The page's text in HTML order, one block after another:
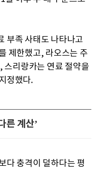
부족 사태도 나타나고
제한했고, 라오스는 주
스리랑카는 연료 절약을
정했다.
른 계산’
다 충격이 덜하다는 평